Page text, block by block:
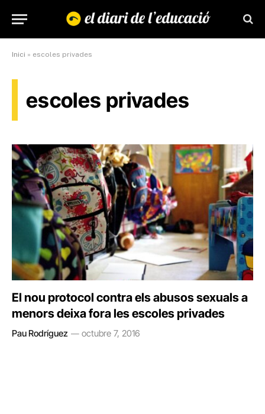
Inici » escoles privades
escoles privades
El nou protocol contra els abusos sexuals a
menors deixa fora les escoles privades
Pau Rodríguez octubre 7, 2016